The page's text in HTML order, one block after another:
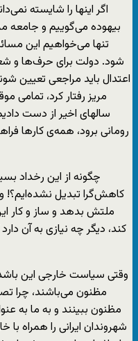
اگر اینها را شایسته
بیهوده می‌گوییم و جامعه
تنها می‌خواهیم این
شود. دولت برای حرف‌ها و
اعتدال باید مراجعی تعیین
مریز رفتار کرد،
سالهای اخیر از دست
رومانی برود، همه‌ی کارها
چگونه از این رخداد
کاهش‌گرا تبدیل نشده‌ایم؟!
ملتش بدهد و ساز و کار
کند، دیگر چه نیازی به آن
وقتی سیاست خارجی این
مظنون می‌باشند، چرا
مظنون ببینند و به ما به
شهروندان ایرانی را همراه